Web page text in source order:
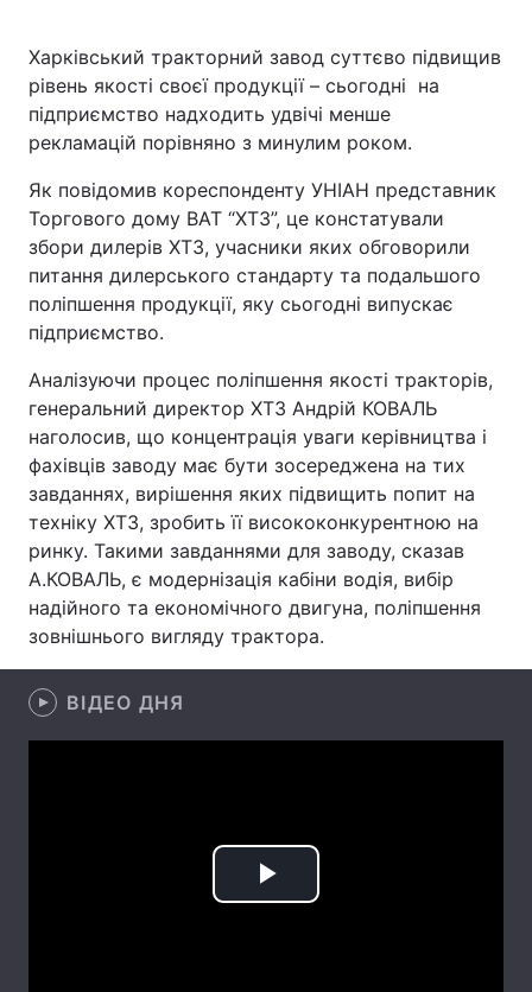
Головна Війна
Україна Політика
Економіка Світ
Спорт Наука
Регіони
Харківський тракторний завод суттєво підвищив
рівень якості своєї продукції – сьогодні на
підприємство надходить удвічі менше
рекламацій порівняно з минулим роком.
Як повідомив кореспонденту УНІАН представник
Торгового дому ВАТ “ХТЗ”, це констатували
збори дилерів ХТЗ, учасники яких обговорили
питання дилерського стандарту та подальшого
поліпшення продукції, яку сьогодні випускає
підприємство.
Аналізуючи процес поліпшення якості тракторів,
генеральний директор ХТЗ Андрій КОВАЛЬ
наголосив, що концентрація уваги керівництва і
фахівців заводу має бути зосереджена на тих
завданнях, вирішення яких підвищить попит на
техніку ХТЗ, зробить її висококонкурентною на
ринку. Такими завданнями для заводу, сказав
А.КОВАЛЬ, є модернізація кабіни водія, вибір
надійного та економічного двигуна, поліпшення
зовнішнього вигляду трактора.
ВІДЕО ДНЯ
Play